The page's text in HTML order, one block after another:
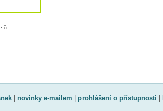
či
| novinky e-mailem prohlášení o přístupnosti